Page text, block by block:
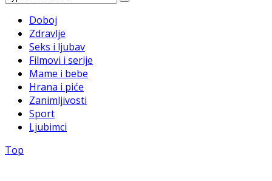
Doboj
Zdravlje
Seks i ljubav
Filmovi i serije
Mame i bebe
Hrana i piće
Zanimljivosti
Sport
Ljubimci
Top